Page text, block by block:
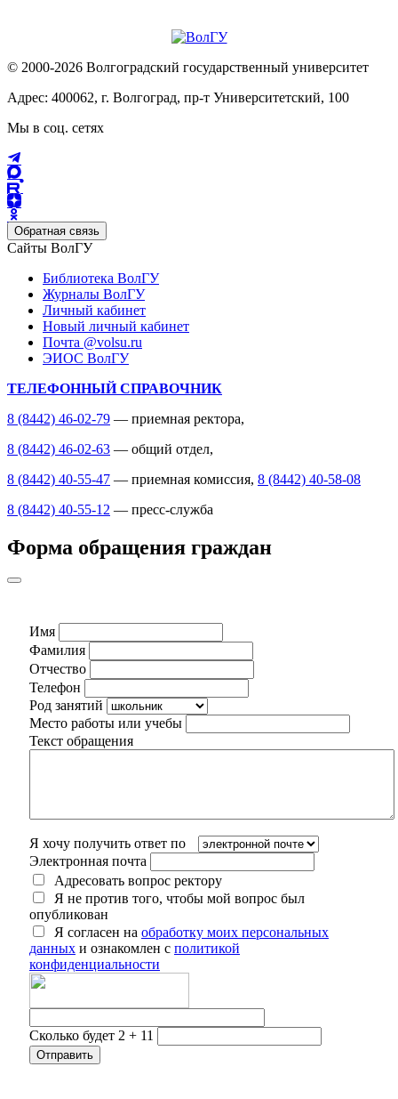
© 2000-2026 Волгоградский государственный университет
Адрес: 400062, г. Волгоград, пр-т Университетский, 100
Мы в соц. сетях
Обратная связь
Сайты ВолГУ
Библиотека ВолГУ
Журналы ВолГУ
Личный кабинет
Новый личный кабинет
Почта @volsu.ru
ЭИОС ВолГУ
ТЕЛЕФОННЫЙ СПРАВОЧНИК
8 (8442) 46-02-79 — приемная ректора,
8 (8442) 46-02-63 — общий отдел,
8 (8442) 40-55-47 — приемная комиссия, 8 (8442) 40-58-08
8 (8442) 40-55-12 — пресс-служба
Форма обращения граждан
Имя
Фамилия
Отчество
Телефон
Род занятий
Место работы или учебы
Текст обращения
Я хочу получить ответ по
Электронная почта
Адресовать вопрос ректору
Я не против того, чтобы мой вопрос был
опубликован
Я согласен на обработку моих персональных
данных и ознакомлен с политикой
конфиденциальности
Сколько будет 2 + 11